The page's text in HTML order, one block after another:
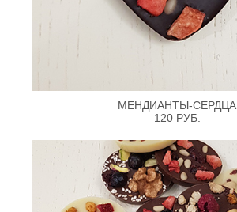
МЕНДИАНТЫ-СЕРДЦА
120 РУБ.